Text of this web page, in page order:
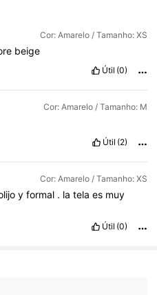
Cor: Amarelo / Tamanho: XS
beige
Útil (0)
Cor: Amarelo / Tamanho: M
Útil (2)
Cor: Amarelo / Tamanho: XS
yformal . latelaes muy
Útil (0)